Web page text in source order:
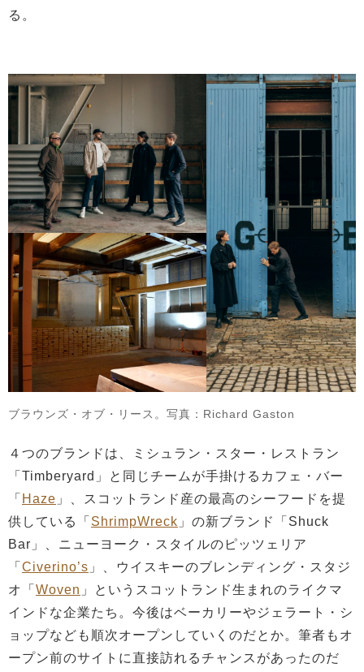
る。
ブラウンズ・オブ・リース。写真：Richard Gaston
４つのブランドは、ミシュラン・スター・レストラン
「Timberyard」と同じチームが手掛けるカフェ・バー
「 Haze 」、スコットランド産の最高のシーフードを提
供している「 ShrimpWreck 」の新ブランド「Shuck
Bar」、ニューヨーク・スタイルのピッツェリア
「 Civerino’s 」、ウイスキーのブレンディング・スタジ
オ「 Woven 」というスコットランド生まれのライクマ
インドな企業たち。今後はベーカリーやジェラート・シ
ョップなども順次オープンしていくのだとか。筆者もオ
ープン前のサイトに直接訪れるチャンスがあったのだ